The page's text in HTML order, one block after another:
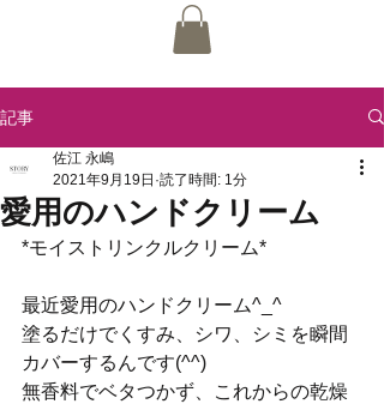
記事
愛用のハンドクリーム
佐江 永嶋
2021年9月19日 読了時間: 1分
*モイストリンクルクリーム*
最近愛用のハンドクリーム^_^
塗るだけでくすみ、シワ、シミを瞬間
カバーするんです(^^)
無香料でベタつかず、これからの乾燥